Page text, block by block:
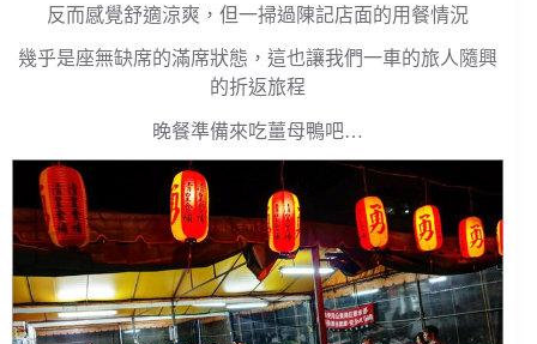
反而感覺舒適涼爽，但一掃過陳記店面的用餐情況
幾乎是座無缺席的滿席狀態，這也讓我們一車的旅人隨興
的折返旅程
晚餐準備來吃薑母鴨吧…